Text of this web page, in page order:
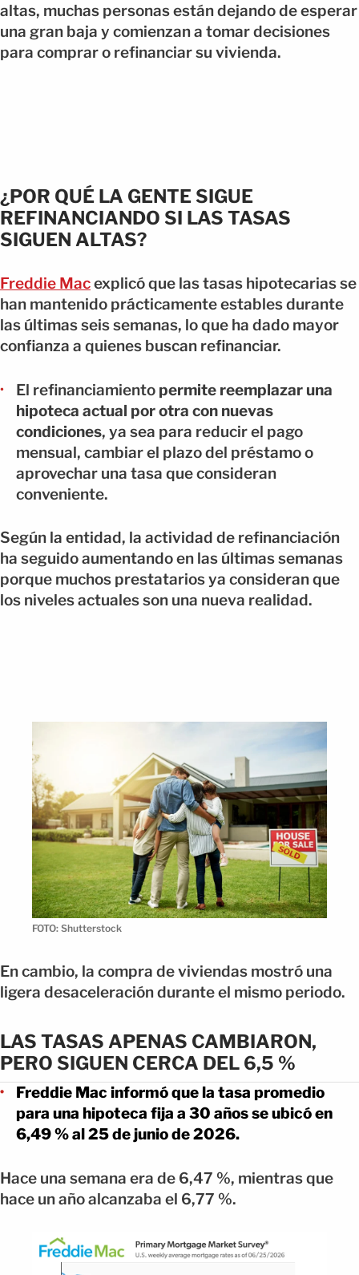
altas, muchas personas están dejando de esperar
una gran baja y comienzan a tomar decisiones
para comprar o refinanciar su vivienda.
¿POR QUÉ LA GENTE SIGUE
REFINANCIANDO SI LAS TASAS
SIGUEN ALTAS?
Freddie Macexplicó que las tasas hipotecarias se
han mantenido prácticamente estables durante
las últimas seis semanas, lo que ha dado mayor
confianza a quienes buscan refinanciar.
El refinanciamiento permite reemplazar una
hipoteca actual por otra con nuevas
condiciones, ya sea para reducir el pago
mensual, cambiar el plazo del préstamo o
aprovechar una tasa que consideran
conveniente.
Según la entidad, la actividad de refinanciación
ha seguido aumentando en las últimas semanas
porque muchos prestatarios ya consideran que
los niveles actuales son una nueva realidad.
FOTO: Shutterstock
En cambio, la compra de viviendas mostró una
ligera desaceleración durante el mismo periodo.
LAS TASAS APENAS CAMBIARON,
PERO SIGUEN CERCA DEL 6,5 %
Freddie Mac informó que la tasa promedio
para una hipoteca fija a 30 años se ubicó en
6,49 % al 25 de junio de 2026.
Hace una semana era de 6,47 %, mientras que
hace un año alcanzaba el 6,77 %.